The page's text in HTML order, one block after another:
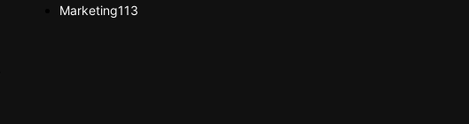
Marketing113